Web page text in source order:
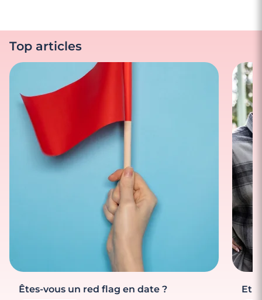
Top articles
Êtes-vous un red flag en date ? Et